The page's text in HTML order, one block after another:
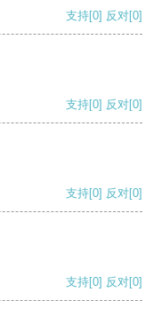
支持[0] 反对[0]
支持[0] 反对[0]
支持[0] 反对[0]
支持[0] 反对[0]